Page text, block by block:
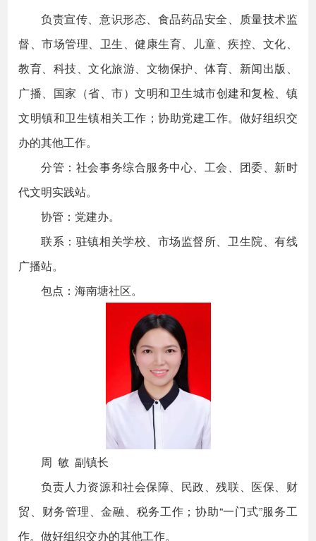
负责宣传、意识形态、食品药品安全、质量技术监
督、市场管理、卫生、健康生育、儿童、疾控、文化、
教育、科技、文化旅游、文物保护、体育、新闻出版、
广播、国家（省、市）文明和卫生城市创建和复检、镇
文明镇和卫生镇相关工作；协助党建工作。做好组织交
办的其他工作。
分管：社会事务综合服务中心、工会、团委、新时
代文明实践站。
协管：党建办。
联系：驻镇相关学校、市场监督所、卫生院、有线
广播站。
包点：海南塘社区。
周 敏 副镇长
负责人力资源和社会保障、民政、残联、医保、财
贸、财务管理、金融、税务工作；协助“一门式”服务工
作。做好组织交办的其他工作。